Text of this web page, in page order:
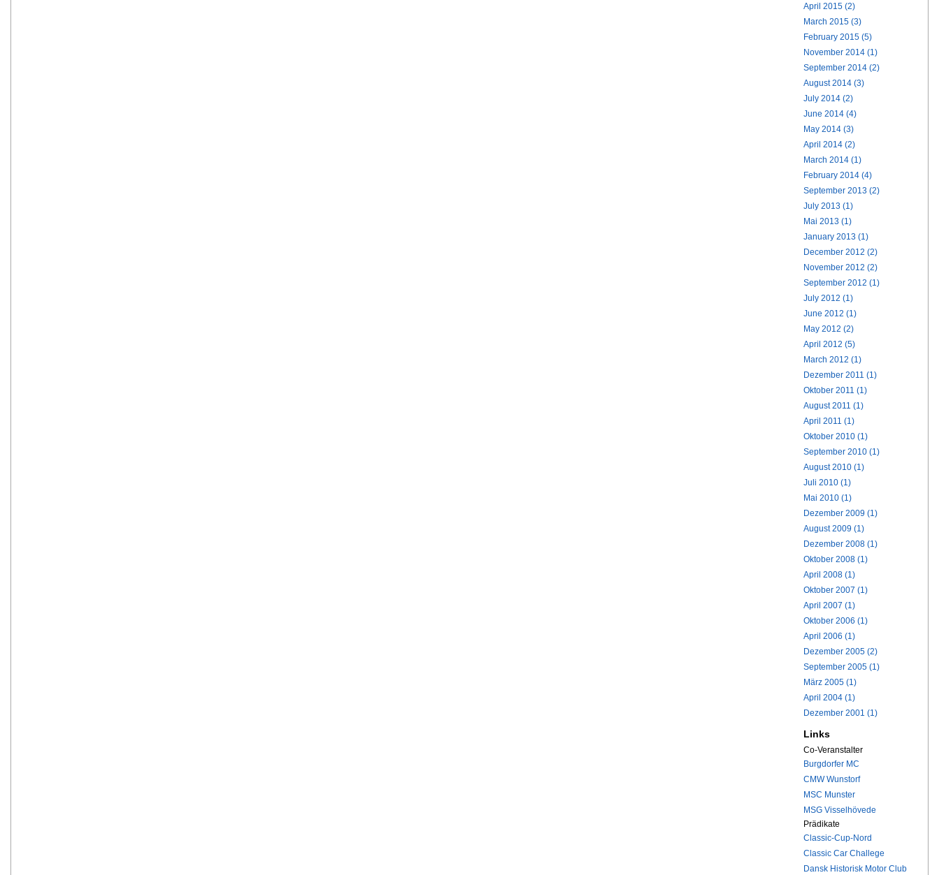
April 2015 (2)
March 2015 (3)
February 2015 (5)
November 2014 (1)
September 2014 (2)
August 2014 (3)
July 2014 (2)
June 2014 (4)
May 2014 (3)
April 2014 (2)
March 2014 (1)
February 2014 (4)
September 2013 (2)
July 2013 (1)
Mai 2013 (1)
January 2013 (1)
December 2012 (2)
November 2012 (2)
September 2012 (1)
July 2012 (1)
June 2012 (1)
May 2012 (2)
April 2012 (5)
March 2012 (1)
Dezember 2011 (1)
Oktober 2011 (1)
August 2011 (1)
April 2011 (1)
Oktober 2010 (1)
September 2010 (1)
August 2010 (1)
Juli 2010 (1)
Mai 2010 (1)
Dezember 2009 (1)
August 2009 (1)
Dezember 2008 (1)
Oktober 2008 (1)
April 2008 (1)
Oktober 2007 (1)
April 2007 (1)
Oktober 2006 (1)
April 2006 (1)
Dezember 2005 (2)
September 2005 (1)
März 2005 (1)
April 2004 (1)
Dezember 2001 (1)
Links
Co-Veranstalter
Burgdorfer MC
CMW Wunstorf
MSC Munster
MSG Visselhövede
Prädikate
Classic-Cup-Nord
Classic Car Challege
Dansk Historisk Motor Club